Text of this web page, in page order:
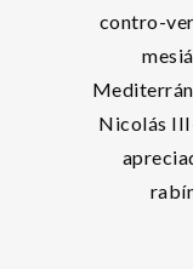
contro-
Nicolás